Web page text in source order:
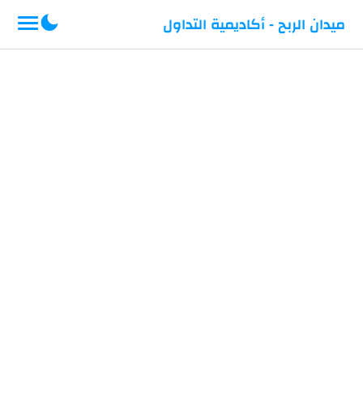
ميدان الربح - أكاديمية التداول